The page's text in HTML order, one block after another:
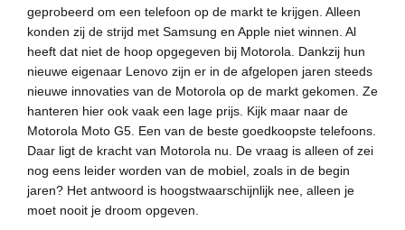
geprobeerd om een telefoon op de markt te krijgen. Alleen
konden zij de strijd met Samsung en Apple niet winnen. Al
heeft dat niet de hoop opgegeven bij Motorola. Dankzij hun
nieuwe eigenaar Lenovo zijn er in de afgelopen jaren steeds
nieuwe innovaties van de Motorola op de markt gekomen. Ze
hanteren hier ook vaak een lage prijs. Kijk maar naar de
Motorola Moto G5. Een van de beste goedkoopste telefoons.
Daar ligt de kracht van Motorola nu. De vraag is alleen of zei
nog eens leider worden van de mobiel, zoals in de begin
jaren? Het antwoord is hoogstwaarschijnlijk nee, alleen je
moet nooit je droom opgeven.